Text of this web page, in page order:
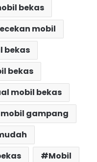
bekas
mobil
bekas
bekas
mobil bekas
gampang
Mobil